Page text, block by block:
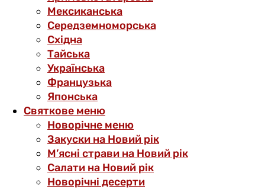
Мексиканська
Середземноморська
Східна
Тайська
Українська
Французька
Японська
Святкове меню
Новорічне меню
Закуски на Новий рік
М’ясні страви на Новий рік
Салати на Новий рік
Новорічні десерти